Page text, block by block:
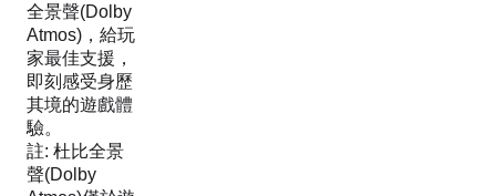
全景聲(Dolby
Atmos)，給玩
家最佳支援，
即刻感受身歷
其境的遊戲體
驗。
註: 杜比全景
聲(Dolby